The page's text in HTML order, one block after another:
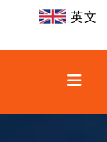
英文